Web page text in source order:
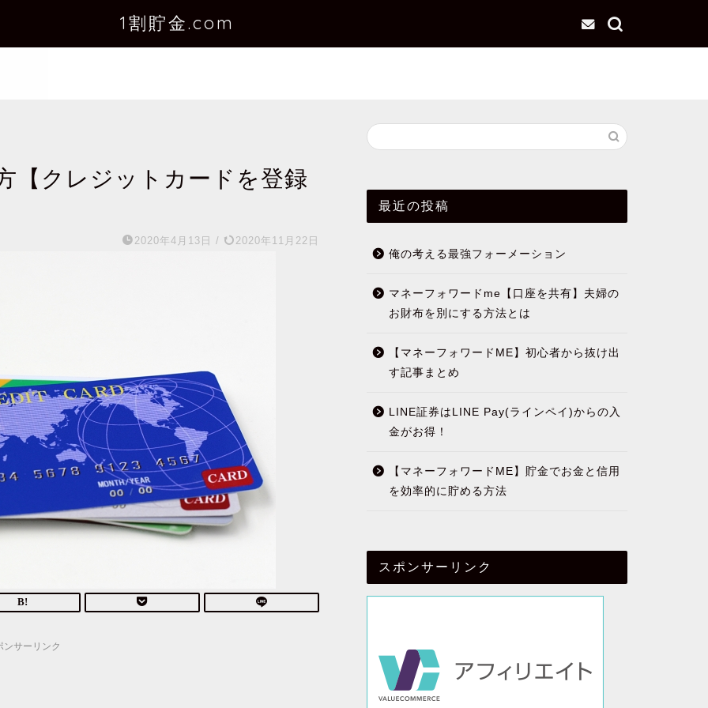
1割貯金.com
【クレジットカードを登録
2020年4月13日 / 2020年11月22日
ンサーリンク
最近の投稿
俺の考える最強フォーメーション
マネーフォワードme【口座を共有】夫婦の
お財布を別にする方法とは
【マネーフォワードME】初心者から抜け出
す記事まとめ
LINE証券はLINE Pay(ラインペイ)からの入
金がお得！
【マネーフォワードME】貯金でお金と信用
を効率的に貯める方法
スポンサーリンク